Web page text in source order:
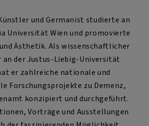
und Germanist studierte an
Universität Wien und promovierte
Ästhetik. Als wissenschaftlicher
der Justus-Liebig-Universität
er zahlreiche nationale und
Forschungsprojekte zu Demenz,
konzipiert und durchgeführt.
Vorträge und Ausstellungen